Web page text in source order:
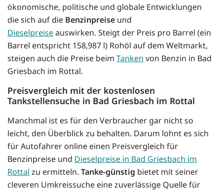
ökonomische, politische und globale Entwicklungen
die sich auf die Benzinpreise und
Dieselpreiseauswirken. Steigt der Preis pro Barrel (ein
Barrel entspricht 158,987 l) Rohöl auf dem Weltmarkt,
steigen auch die Preise beim Tanken von Benzin in Bad
Griesbach im Rottal.
Preisvergleich mit der kostenlosen
Tankstellensuche in Bad Griesbach im Rottal
Manchmal ist es für den Verbraucher gar nicht so
leicht, den Überblick zu behalten. Darum lohnt es sich
für Autofahrer online einen Preisvergleich für
Benzinpreise und Dieselpreise in Bad Griesbach im
Rottal zu ermitteln. Tanke-günstig bietet mit seiner
cleveren Umkreissuche eine zuverlässige Quelle für